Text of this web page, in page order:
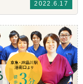
2022.6.17